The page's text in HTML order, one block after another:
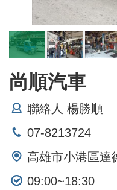
尚順汽車
聯絡人 楊勝順
07-8213724
高雄市小港區達
09:00~18:30